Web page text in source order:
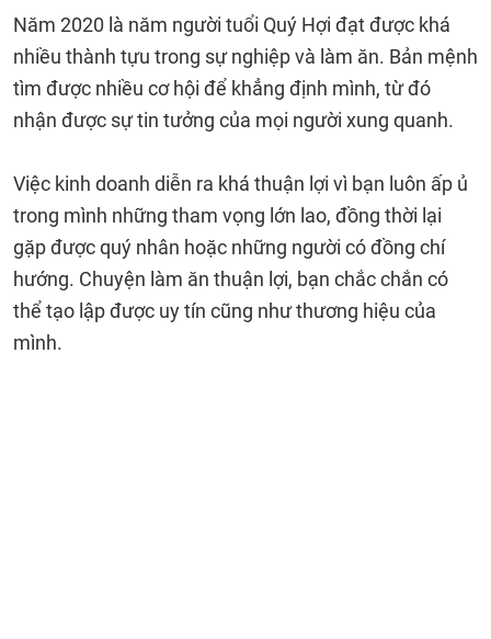
Năm 2020 là năm người tuổi Quý Hợi đạt được khá
nhiều thành tựu trong sự nghiệp và làm ăn. Bản mệnh
tìm được nhiều cơ hội để khẳng định mình, từ đó
nhận được sự tin tưởng của mọi người xung quanh.
Việc kinh doanh diễn ra khá thuận lợi vì bạn luôn ấp ủ
trong mình những tham vọng lớn lao, đồng thời lại
gặp được quý nhân hoặc những người có đồng chí
hướng. Chuyện làm ăn thuận lợi, bạn chắc chắn có
thể tạo lập được uy tín cũng như thương hiệu của
mình.